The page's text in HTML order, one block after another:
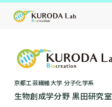
京都⼯芸繊維⼤学 分⼦化学系
⽣物創成学分野 黒⽥研究室